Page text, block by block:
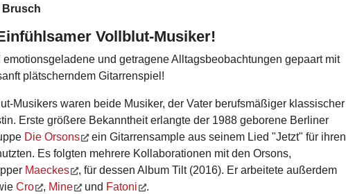
Brusch
Vollblut-Musiker!
emotionsgeladene und getragene Alltagsbeobachtungen gepaart mit
plätscherndem Gitarrenspiel!
Musikers waren beide Musiker, der Vater berufsmäßiger klassischer
Erste größere Bekanntheit erlangte der 1988 geborene Berliner
Die Orsons
ein Gitarrensample aus seinem Lied "Jetzt" für ihren
Es folgten mehrere Kollaborationen mit den Orsons,
Maeckes
, für dessen Album Tilt (2016). Er arbeitete außerdem
Cro , Mine und Fatoni .